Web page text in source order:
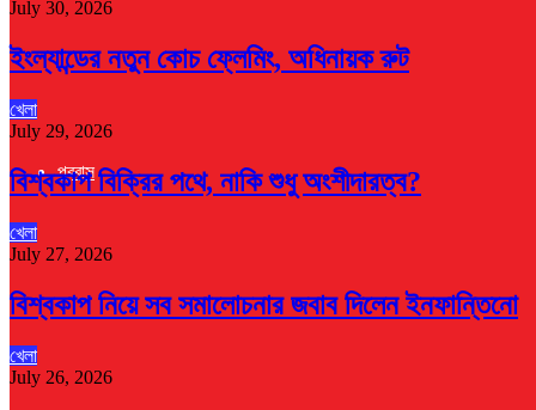
প্রবাস
July 30, 2026
ইংল্যান্ডের নতুন কোচ ফ্লেমিং, অধিনায়ক রুট
খেলা
July 29, 2026
বিশ্বকাপ বিক্রির পথে, নাকি শুধু অংশীদারত্ব?
খেলা
July 27, 2026
বিশ্বকাপ নিয়ে সব সমালোচনার জবাব দিলেন ইনফান্তিনো
খেলা
July 26, 2026